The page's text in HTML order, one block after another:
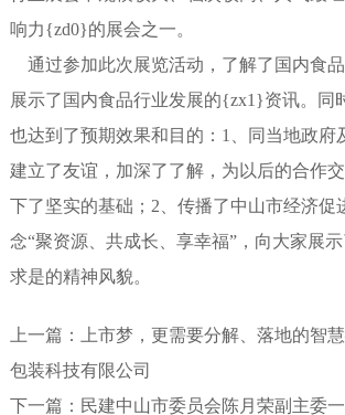
响力{zd0}的展会之一。
通过参加此次展览活动，了解了国内食品
展示了国内食品行业发展的{zx1}资讯。同
也达到了预期效果和目的：1、同当地政府
建立了友谊，加深了了解，为以后的合作
下了坚实的基础；2、传播了中山市经济促
念“聚资源、共成长、享幸福”，向大家展示
求是的精神风貌。
上一篇：
上市梦，更需要分解、落地的智
包装科技有限公司
下一篇： 民建中山市委员会陈月荣副主委